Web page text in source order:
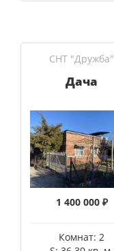
СНТ "Дружба"
Дача
1 400 000 ₽
Комнат: 2